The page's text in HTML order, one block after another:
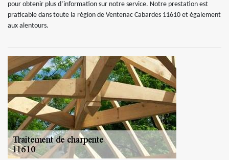
pour obtenir plus d’information sur notre service. Notre prestation est
praticable dans toute la région de Ventenac Cabardes 11610 et également
aux alentours.